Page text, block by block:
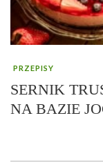
PRZEPISY
SERNIK
NA BAZIE